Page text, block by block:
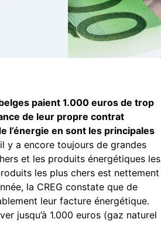
paient 1.000 euros de trop
de leur propre contrat
l’énergie en sont les principales
y a encore toujours de grandes
et les produits énergétiques les
les plus chers est nettement
la CREG constate que de
leur facture énergétique.
jusqu’à 1.000 euros (gaz naturel